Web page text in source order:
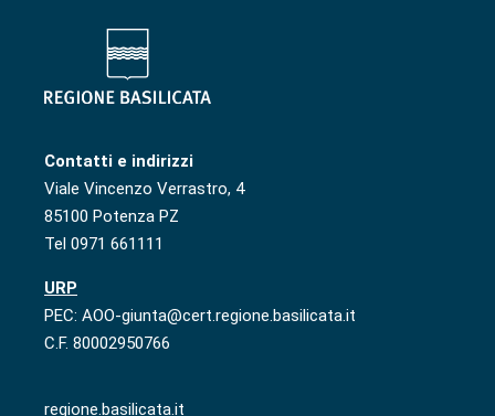
Contatti e indirizzi
Viale Vincenzo Verrastro, 4
85100 Potenza PZ
Tel 0971 661111
URP
PEC: AOO-giunta@cert.regione.basilicata.it
C.F. 80002950766
regione.basilicata.it